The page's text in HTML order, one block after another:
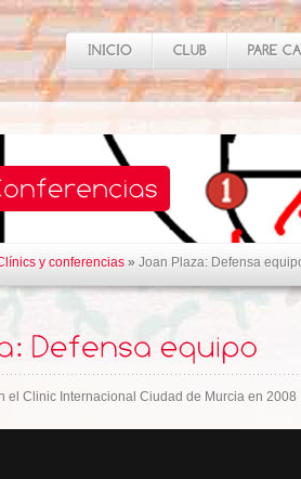
y conferencias » Joan Plaza: Defensa
el Clinic Internacional Ciudad de Murcia en 2008